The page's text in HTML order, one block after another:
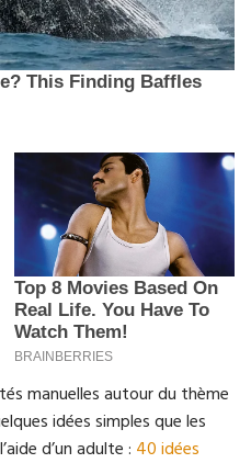
manuelles autour du thème
idées simples que les
d’un adulte : 40 idées